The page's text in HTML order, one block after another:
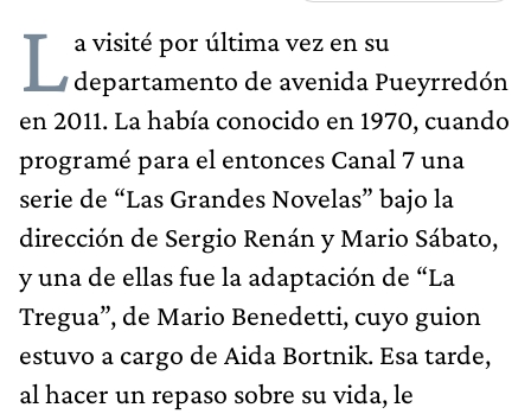
La visité por última vez en su
departamento de avenida Pueyrredón
en 2011. La había conocido en 1970, cuando
programé para el entonces Canal 7 una
serie de “Las Grandes Novelas” bajo la
dirección de Sergio Renán y Mario Sábato,
y una de ellas fue la adaptación de “La
Tregua”, de Mario Benedetti, cuyo guion
estuvo a cargo de Aida Bortnik. Esa tarde,
al hacer un repaso sobre su vida, le